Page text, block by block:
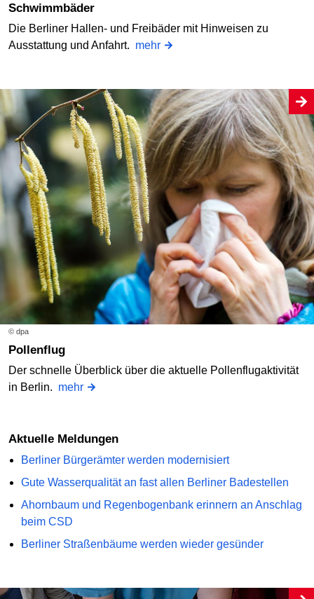
Schwimmbäder
Die Berliner Hallen- und Freibäder mit Hinweisen zu
Ausstattung und Anfahrt. mehr
© dpa
Pollenflug
Der schnelle Überblick über die aktuelle Pollenflugaktivität
in Berlin. mehr
Aktuelle Meldungen
Berliner Bürgerämter werden modernisiert
Gute Wasserqualität an fast allen Berliner Badestellen
Ahornbaum und Regenbogenbank erinnern an Anschlag
beim CSD
Berliner Straßenbäume werden wieder gesünder